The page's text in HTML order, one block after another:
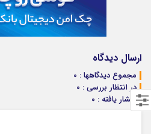
ارسال دیدگاه
مجموع دیدگاهها : 0
در انتظار بررسی : 0
انتشار یافته : ۰